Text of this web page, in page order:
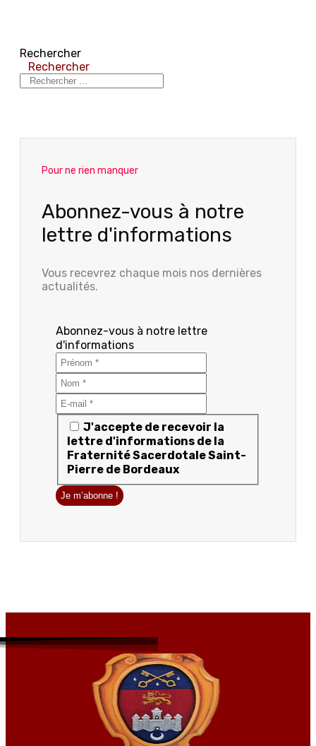
Rechercher
Rechercher
Pour ne rien manquer
Abonnez-vous à notre
lettre d'informations
Vous recevrez chaque mois nos dernières
actualités.
Abonnez-vous à notre lettre
d'informations
J'accepte de recevoir la
lettre d'informations de la
Fraternité Sacerdotale Saint-
Pierre de Bordeaux